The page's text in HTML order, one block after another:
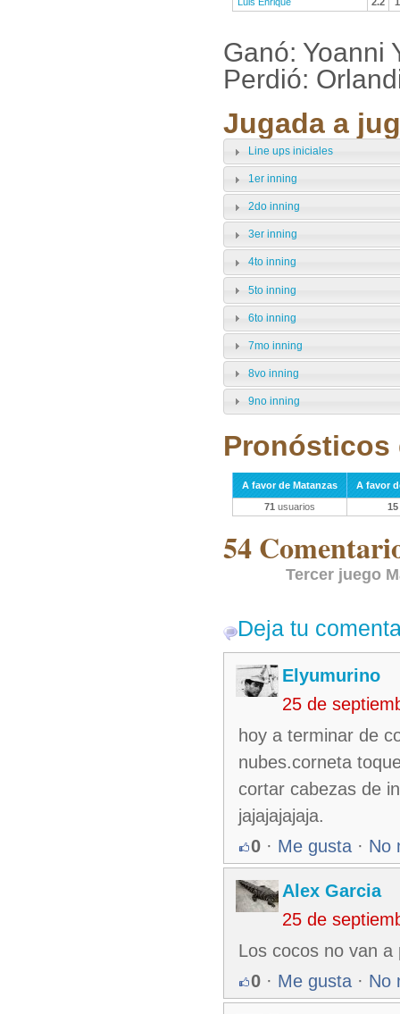
Ganó: Yoanni
Perdió:
Jugada a
Line ups iniciales
1er inning
2do inning
3er inning
4to inning
5to inning
6to inning
7mo inning
8vo inning
9no inning
Pronósticos
A favor de Matanzas
A favor
71 usuarios 15
54
Tercer juego
Deja tu
Elyumurino
25 de
hoy a terminar de
nubes.corneta
cortar cabezas de
jajajajajaja.
0 · Me gusta · No
Alex Garcia
25 de
Los cocos no van
0 · Me gusta · No